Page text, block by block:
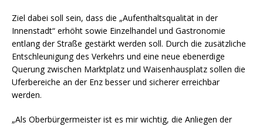
Ziel dabei soll sein, dass die „Aufenthaltsqualität in der
Innenstadt“ erhöht sowie Einzelhandel und Gastronomie
entlang der Straße gestärkt werden soll. Durch die zusätzliche
Entschleunigung des Verkehrs und eine neue ebenerdige
Querung zwischen Marktplatz und Waisenhausplatz sollen die
Uferbereiche an der Enz besser und sicherer erreichbar
werden.
„Als Oberbürgermeister ist es mir wichtig, die Anliegen der